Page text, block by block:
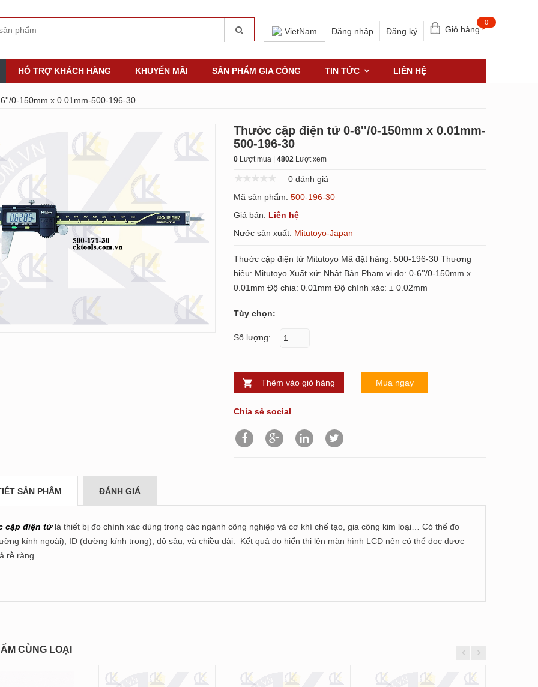
VietNam Đăng nhập Đăng ký Giỏ hàng
0
HỖ TRỢ KHÁCH HÀNG KHUYẾN MÃI SẢN PHẨM GIA CÔNG TIN TỨC LIÊN HỆ
0-150mm x 0.01mm-500-196-30
Thước cặp điện tử 0-6''/0-150mm x 0.01mm-
500-196-30
0 Lượt mua | 4802 Lượt xem
0 đánh giá
Mã sản phẩm: 500-196-30
Giá bán: Liên hệ
Nước sản xuất: Mitutoyo-Japan
Thước cặp điện tử Mitutoyo Mã đặt hàng: 500-196-30 Thương
hiệu: Mitutoyo Xuất xứ: Nhật Bản Phạm vi đo: 0-6''/0-150mm x
0.01mm Độ chia: 0.01mm Độ chính xác: ± 0.02mm
Tùy chọn:
Số lượng:
Thêm vào giỏ hàng Mua ngay
Chia sẻ social
SẢN PHẨM ĐÁNH GIÁ
cặp điện tửlà thiết bị đo chính xác dùng trong các ngành công nghiệp và cơ khí chế tạo, gia công kim loại… Có thể đo
kính ngoài), ID (đường kính trong), độ sâu, và chiều dài. Kết quả đo hiển thị lên màn hình LCD nên có thể đọc được
rễ ràng.
CÙNG LOẠI